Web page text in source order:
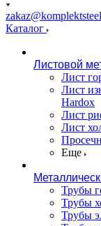
Каталог
Листовой
Лист
Лист
Hardox
Лист
Лист
Еще
Трубы
Трубы
Трубы